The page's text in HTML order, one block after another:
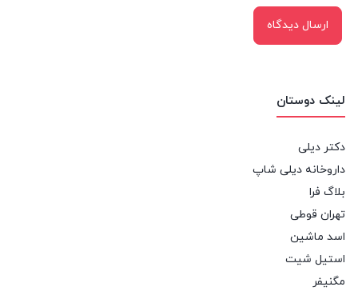
لینک دوستان
دکتر دیلی
داروخانه دیلی شاپ
بلاگ فرا
تهران قوطی
اسد ماشین
استیل شیت
مگنیفر